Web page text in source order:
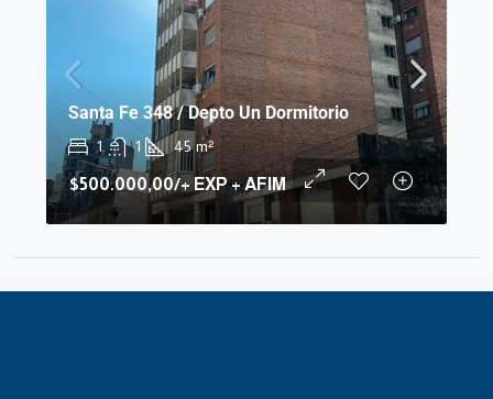
Santa Fe 348 / Depto Un Dormitorio
1 1 45 m²
$500.000,00/+ EXP + AFIM